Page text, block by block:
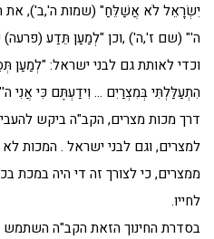
יִשְׂרָאֵל לֹא אֲשַׁלֵּחַ" (שמות ה',ב'), את
ה'" (שם ז',ה') ,וכן "לְמַעַן תֵּדַע (פרעה)
וכדי לאותת גם לבני ישראל: "לְמַעַן
הִתְעַלַּלְתִּי בְּמִצְרַיִם … וִידַעְתֶּם כִּי אֲנִי
דרך מכות מצרים, הקב"ה ביקש
למצרים, וגם לבני ישראל . המכות
ממצרים, כי לצורך זה די היה
לחייו.
בסדרת החינוך הזאת הקב"ה השתמש